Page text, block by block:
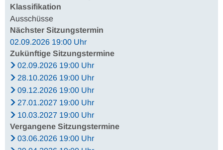
Klassifikation
Ausschüsse
Nächster Sitzungstermin
02.09.2026 19:00 Uhr
Zukünftige Sitzungstermine
02.09.2026 19:00 Uhr
28.10.2026 19:00 Uhr
09.12.2026 19:00 Uhr
27.01.2027 19:00 Uhr
10.03.2027 19:00 Uhr
Vergangene Sitzungstermine
03.06.2026 19:00 Uhr